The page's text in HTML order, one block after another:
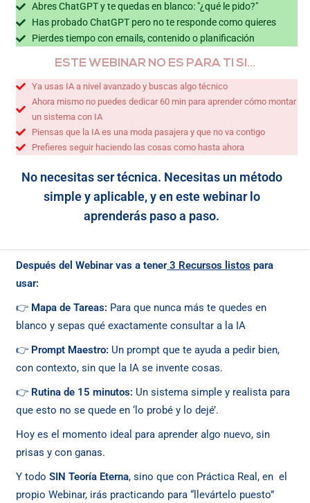
Abres ChatGPT y te quedas en blanco: "¿qué le pido?"
Has probado ChatGPT pero no te responde como quieres
Pierdes tiempo con emails, contenido o planificación
ESTE WEBINAR NO ES PARA TI SI…
Ya usas IA a nivel avanzado y buscas algo técnico
Ahora mismo no puedes dedicar 60 min para aprender cómo montar
un sistema con IA
Piensas que la IA es una moda pasajera y que no va contigo
Prefieres seguir haciendo las cosas como hasta ahora
No necesitas ser técnica. Necesitas un método
simple y aplicable, y en este webinar lo
aprenderás paso a paso.
Después del Webinar vas a tener3 Recursos listos para
usar:
👉 Mapa de Tareas: Para que nunca más te quedes en
blanco y sepas qué exactamente consultar a la IA
👉 Prompt Maestro: Un prompt que te ayuda a pedir bien,
con contexto, sin que la IA se invente cosas.
👉 Rutina de 15 minutos: Un sistema simple y realista para
que esto no se quede en ‘lo probé y lo dejé’.
Hoy es el momento ideal para aprender algo nuevo, sin
prisas y con ganas.
Y todo SIN Teoría Eterna, sino que con Práctica Real, en el
propio Webinar, irás practicando para “llevártelo puesto”